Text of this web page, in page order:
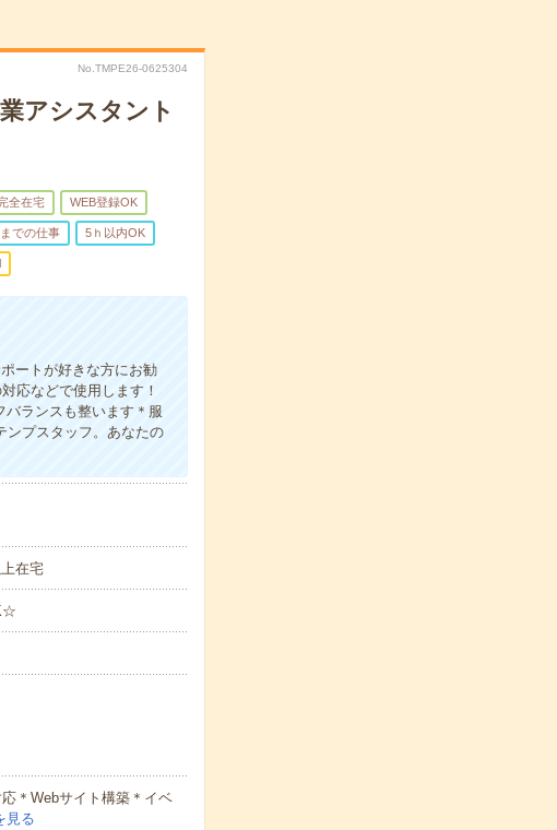
No.TMPE26-0625304
アシスタント
全在宅 WEB登録OK
での仕事 5ｈ以内OK
ートが好きな方にお勧
応などで使用します！
ランスも整います＊服
ンプスタッフ。あなたの
在宅
＊Webサイト構築＊イベ
見る